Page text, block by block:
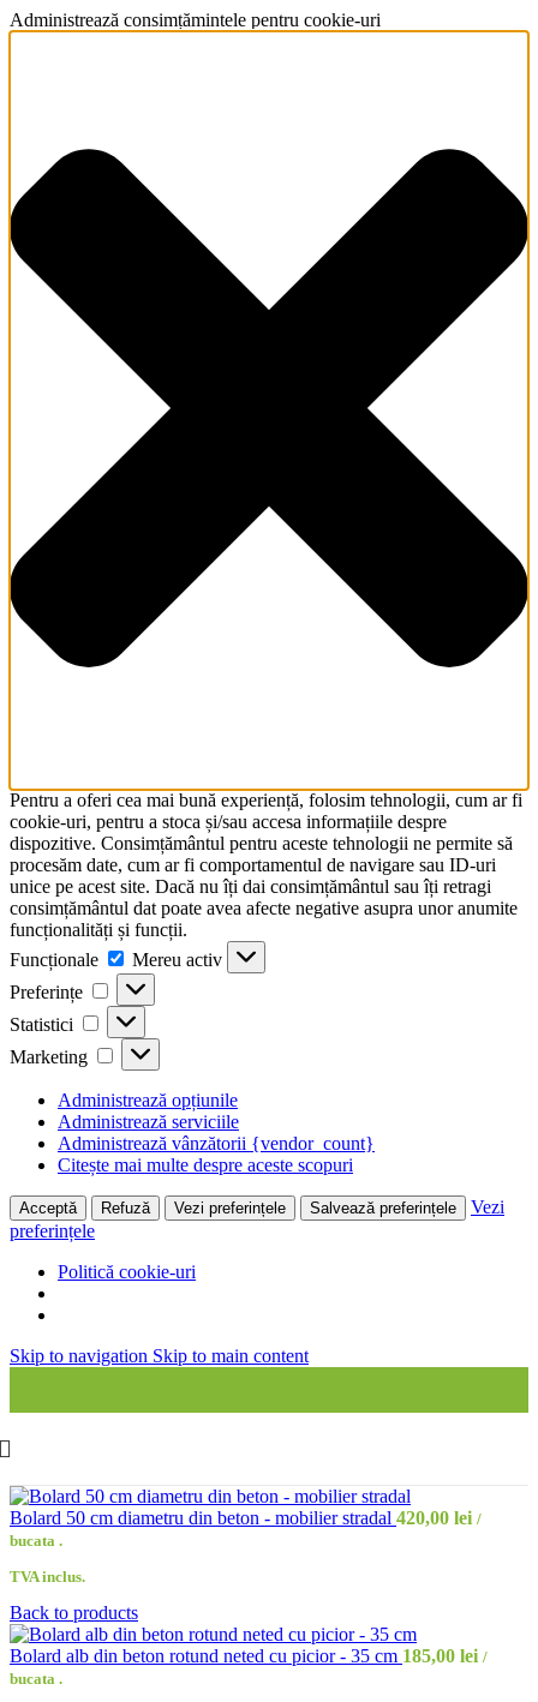
Administrează consimțămintele pentru cookie-uri
Pentru a oferi cea mai bună experiență, folosim tehnologii, cum ar fi
cookie-uri, pentru a stoca și/sau accesa informațiile despre
dispozitive. Consimțământul pentru aceste tehnologii ne permite să
procesăm date, cum ar fi comportamentul de navigare sau ID-uri
unice pe acest site. Dacă nu îți dai consimțământul sau îți retragi
consimțământul dat poate avea afecte negative asupra unor anumite
funcționalități și funcții.
Funcționale
Funcționale
Mereu activ
Preferințe
Preferințe
Statistici Statistici
Marketing Marketing
Administrează opțiunile
Administrează serviciile
Administrează vânzătorii {vendor_count}
Citește mai multe despre aceste scopuri
Acceptă Refuză Vezi preferințele Salvează preferințele
Vezi
preferințele
Politică cookie-uri
Skip to navigation Skip to main content
Bolard 50 cm diametru din beton - mobilier stradal 420,00 lei /
bucata .
TVA inclus.
Back to products
Bolard alb din beton rotund neted cu picior - 35 cm 185,00 lei /
bucata .